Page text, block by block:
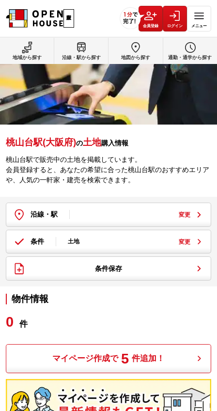
会員登録 ログイン メニュー
桃山台駅(大阪府)の土地購入情報
桃山台駅で販売中の土地を掲載しています。
会員登録すると、あなたの希望に合った桃山台駅のおすすめエリア
や、人気の一軒家・建売を検索できます。
沿線・駅 変更
条件 土地 変更
条件保存
物件情報
0 件
マイページ作成で 5 件追加！
地域から探す 沿線・駅から探す 地図から探す 通勤・通学から探す